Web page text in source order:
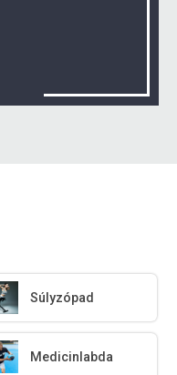
Súlyzópad
Medicinlabda